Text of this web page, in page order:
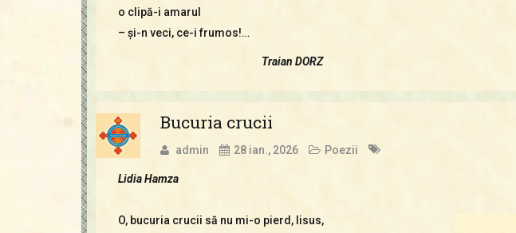
o clipă-i amarul
– şi-n veci, ce-i frumos!…
Traian DORZ
Bucuria crucii
admin 28 ian., 2026 Poezii
Lidia Hamza
O, bucuria crucii să nu mi-o pierd, Iisus,